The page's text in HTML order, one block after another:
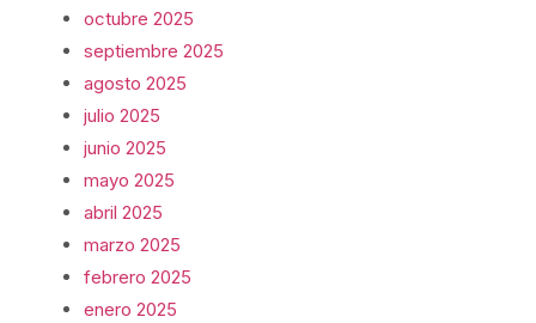
octubre 2025
septiembre 2025
agosto 2025
julio 2025
junio 2025
mayo 2025
abril 2025
marzo 2025
febrero 2025
enero 2025